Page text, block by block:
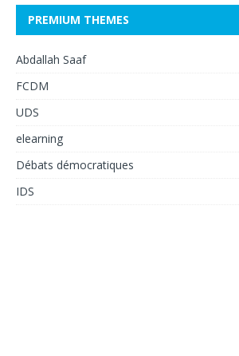
PREMIUM THEMES
Abdallah Saaf
FCDM
UDS
elearning
Débats démocratiques
IDS